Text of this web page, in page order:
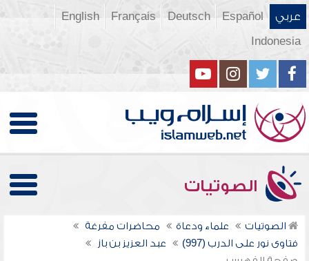
عربي Español
Deutsch
Français
English
Indonesia
الصوتيات
الصوتيات علماء ودعاة
محاضرات مفرغة
فتاوى نور على الدرب (997)
عبد العزيز بن باز